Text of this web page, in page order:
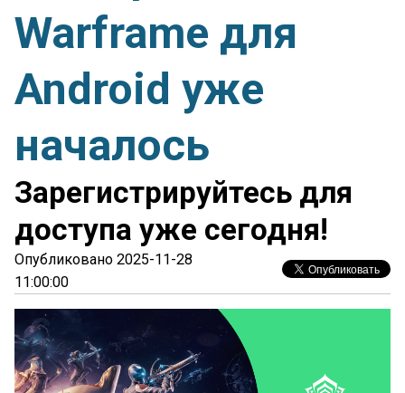
Warframe для
Android уже
началось
Зарегистрируйтесь для
доступа уже сегодня!
Опубликовано 2025-11-28
11:00:00